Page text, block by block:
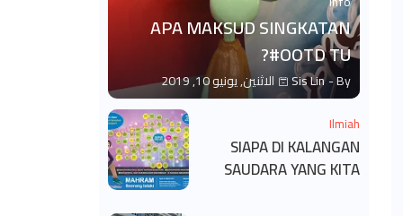
APA MAKSUD SINGKATAN
#OOTD TU?
By -
Sis Lin الاثنين, يونيو 10, 2019
Ilmiah
SIAPA DI KALANGAN
SAUDARA YANG KITA